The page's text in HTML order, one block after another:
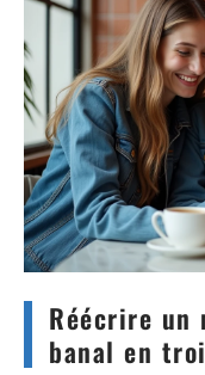
Réécrire un
banal en